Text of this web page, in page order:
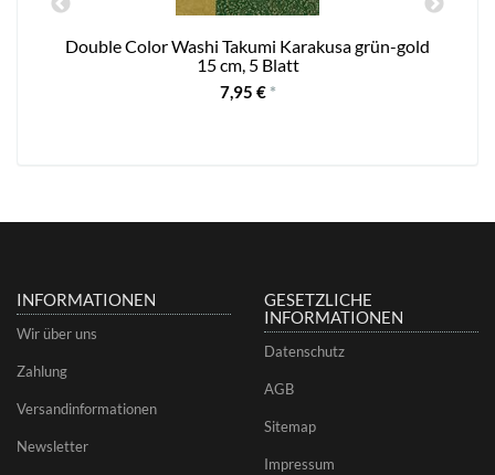
Double Color Washi Takumi Karakusa grün-gold
15 cm, 5 Blatt
7,95 € *
INFORMATIONEN
Wir über uns
Zahlung
Versandinformationen
Newsletter
GESETZLICHE
INFORMATIONEN
Datenschutz
AGB
Sitemap
Impressum